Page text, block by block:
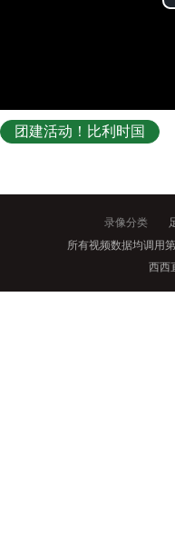
团建活动！比利时国
录像分类
所有视频数据均调用
西西